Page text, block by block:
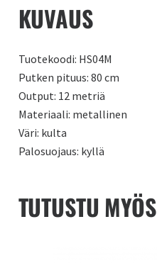
KUVAUS
Tuotekoodi: HS04M
Putken pituus: 80 cm
Output: 12 metriä
Materiaali: metallinen
Väri: kulta
Palosuojaus: kyllä
TUTUSTU MYÖS